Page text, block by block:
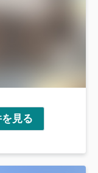
見る